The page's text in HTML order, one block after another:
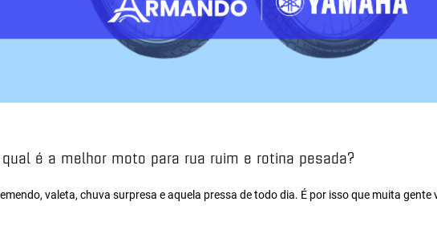
qual é a melhor moto para rua ruim e rotina pesada?
valeta, chuva surpresa e aquela pressa de todo dia. É por isso que muita